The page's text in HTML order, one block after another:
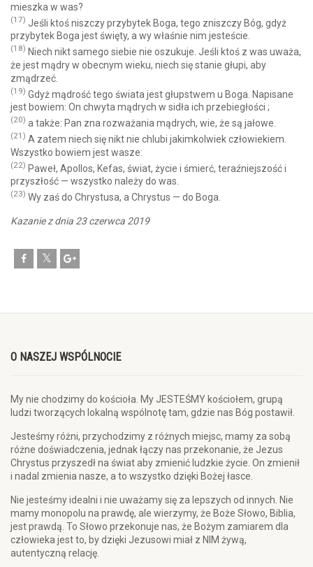
mieszka w was?
(17) Jeśli ktoś niszczy przybytek Boga, tego zniszczy Bóg, gdyż
przybytek Boga jest święty, a wy właśnie nim jesteście.
(18) Niech nikt samego siebie nie oszukuje. Jeśli ktoś z was uważa,
że jest mądry w obecnym wieku, niech się stanie głupi, aby
zmądrzeć.
(19) Gdyż mądrość tego świata jest głupstwem u Boga. Napisane
jest bowiem: On chwyta mądrych w sidła ich przebiegłości ;
(20) a także: Pan zna rozważania mądrych, wie, że są jałowe.
(21) A zatem niech się nikt nie chlubi jakimkolwiek człowiekiem.
Wszystko bowiem jest wasze:
(22) Paweł, Apollos, Kefas, świat, życie i śmierć, teraźniejszość i
przyszłość — wszystko należy do was.
(23) Wy zaś do Chrystusa, a Chrystus — do Boga.
Kazanie z dnia 23 czerwca 2019
O NASZEJ WSPÓLNOCIE
My nie chodzimy do kościoła. My JESTEŚMY kościołem, grupą
ludzi tworzących lokalną wspólnotę tam, gdzie nas Bóg postawił.
Jesteśmy różni, przychodzimy z różnych miejsc, mamy za sobą
różne doświadczenia, jednak łączy nas przekonanie, że Jezus
Chrystus przyszedł na świat aby zmienić ludzkie życie. On zmienił
i nadal zmienia nasze, a to wszystko dzięki Bożej łasce.
Nie jesteśmy idealni i nie uważamy się za lepszych od innych. Nie
mamy monopolu na prawdę, ale wierzymy, że Boże Słowo, Biblia,
jest prawdą. To Słowo przekonuje nas, że Bożym zamiarem dla
człowieka jest to, by dzięki Jezusowi miał z NIM żywą,
autentyczną relację.